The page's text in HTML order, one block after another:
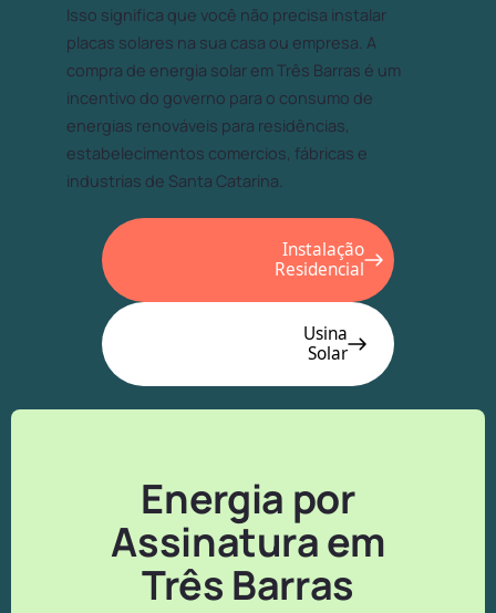
Isso significa que você não precisa instalar
placas solares na sua casa ou empresa. A
compra de energia solar em Três Barras é um
incentivo do governo para o consumo de
energias renováveis para residências,
estabelecimentos comercios, fábricas e
industrias de Santa Catarina.
Instalação
Residencial
Usina
Solar
Energia por
Assinatura em
Três Barras